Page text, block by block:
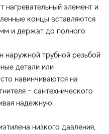
нагревательный элемент и
концы вставляются
и держат до полного
наружной трубной резьбой
детали или
навинчиваются на
- сантехнического
надежную
низкого давления,